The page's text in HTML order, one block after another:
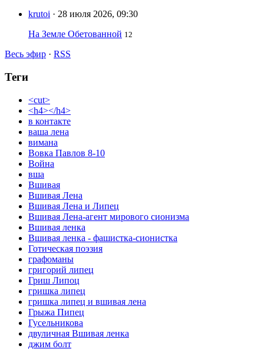
krutoi · 28 июля 2026, 09:30
На Земле Обетованной 12
Весь эфир · RSS
Теги
<cut>
<h4></h4>
в контакте
ваша лена
вимана
Вовка Павлов 8-10
Война
вша
Вшивая
Вшивая Лена
Вшивая Лена и Липец
Вшивая Лена-агент мирового сионизма
Вшивая ленка
Вшивая ленка - фашистка-сионистка
Готическая поэзия
графоманы
григорий липец
Гриш Липоц
гришка липец
гришка липец и вшивая лена
Грыжа Пипец
Гусельникова
двуличная Вшивая ленка
джим болт